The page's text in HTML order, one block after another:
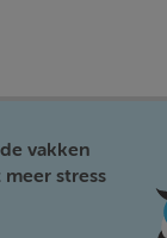
vakken
stress